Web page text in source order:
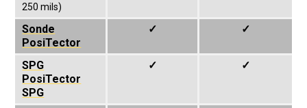
250 mils)
Sonde
PosiTector
✓ ✓
SPG
PosiTector
SPG
✓ ✓